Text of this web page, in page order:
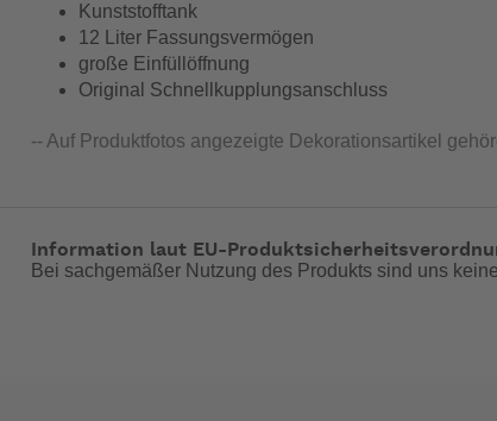
Kunststofftank
12 Liter Fassungsvermögen
große Einfüllöffnung
Original Schnellkupplungsanschluss
-- Auf Produktfotos angezeigte Dekorationsartikel
Information laut EU-
Bei sachgemäßer Nutzung des Produkts sind uns